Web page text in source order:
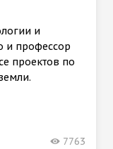
и
и профессор
проектов по
7763